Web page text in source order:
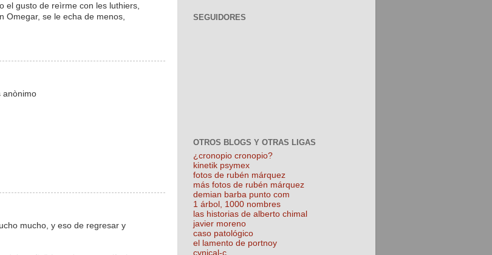
el gusto de reìrme con les luthiers,
Omegar, se le echa de menos,
anònimo
mucho, y eso de regresar y
SEGUIDORES
OTROS BLOGS Y OTRAS LIGAS
¿cronopio cronopio?
kinetik psymex
fotos de rubén márquez
más fotos de rubén márquez
demian barba punto com
1 árbol, 1000 nombres
las historias de alberto chimal
javier moreno
caso patológico
el lamento de portnoy
cynical-c